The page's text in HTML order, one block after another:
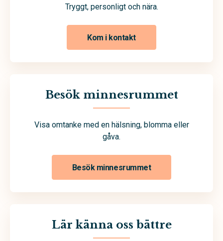
Tryggt, personligt och nära.
Kom i kontakt
Besök minnesrummet
Visa omtanke med en hälsning, blomma eller
gåva.
Besök minnesrummet
Lär känna oss bättre